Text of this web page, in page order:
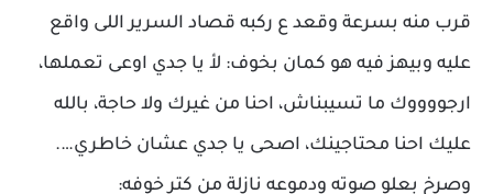
قرب منه بسرعة وقعد ع ركبه قصاد السرير اللى واقع
عليه وبيهز فيه هو كمان بخوف: لأ يا جدي اوعى تعملها،
ارجووووك ما تسيبناش، احنا من غيرك ولا حاجة، بالله
عليك احنا محتاجينك، اصحى يا جدي عشان خاطري….
وصرخ بعلو صوته ودموعه نازلة من كتر خوفه: